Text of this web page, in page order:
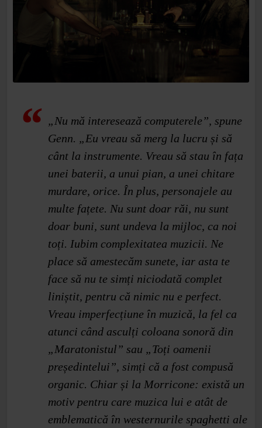
„Nu mă interesează computerele”, spune
Genn. „Eu vreau să merg la lucru și să
cânt la instrumente. Vreau să stau în fața
unei baterii, a unui pian, a unei chitare
murdare, orice. În plus, personajele au
multe fațete. Nu sunt doar răi, nu sunt
doar buni, sunt undeva la mijloc, ca noi
toți. Iubim complexitatea muzicii. Ne
place să amestecăm sunete, iar asta te
face să nu te simți niciodată complet
liniștit, pentru că nimic nu e perfect.
Vreau imperfecțiune în muzică, la fel ca
atunci când asculți coloana sonoră din
„Maratonistul” sau „Toți oamenii
președintelui”, simți că a fost compusă
organic. Chiar și la Morricone: există un
motiv pentru care muzica lui e atât de
emblematică în westernurile spaghetti ale